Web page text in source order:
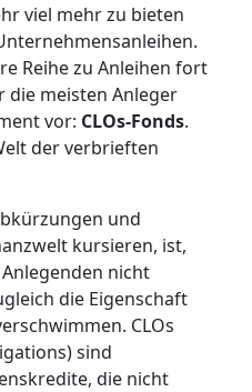
viel mehr zu bieten
Reihe zu Anleihen fort
die meisten Anleger
vor: CLOs-Fonds.
der verbrieften
und
kursieren, ist,
nicht
die Eigenschaft
CLOs
sind
die nicht